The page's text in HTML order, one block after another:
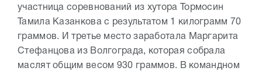
участница соревнований из хутора Тормосин
Тамила Казанкова с результатом 1 килограмм 70
граммов. И третье место заработала Маргарита
Стефанцова из Волгограда, которая собрала
маслят общим весом 930 граммов. В командном